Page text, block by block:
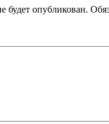
будет опубликован.